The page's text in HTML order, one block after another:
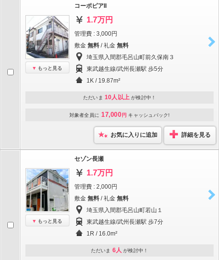
もっと見る
コーポピアII
1.7万円
管理費 : 3,000円
敷金 無料 / 礼金 無料
埼玉県入間郡毛呂山町前久保南３
東武越生線/武州長瀬駅 歩5分
1K / 19.87m²
ただいま 10人以上 が検討中！
対象者全員に 17,000 円 キャッシュバック!
お気に入りに追加 詳細を見る
もっと見る
セゾン長瀬
1.7万円
管理費 : 2,000円
敷金 無料 / 礼金 無料
埼玉県入間郡毛呂山町若山１
東武越生線/武州長瀬駅 歩7分
1R / 16.0m²
ただいま 6人 が検討中！